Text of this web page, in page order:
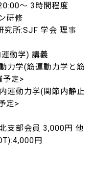
〜 3時間程度
研修
所:SJF 学会 理事
動学) 講義
(筋運動力学と筋
予定>
力学(関節内静止
定>
支部会員 3,000円 他
円